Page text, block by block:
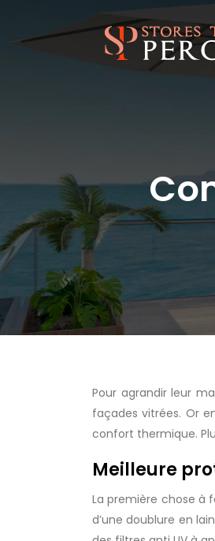
Pour agrandir leur maison, beaucoup veulent installer une véranda. Mais la contrainte d’une véranda est qu’elle laisse pénétrer les rayons du soleil par ses
façades vitrées. Or
confort thermique.
Meilleure
La première chose à
d’une doublure en